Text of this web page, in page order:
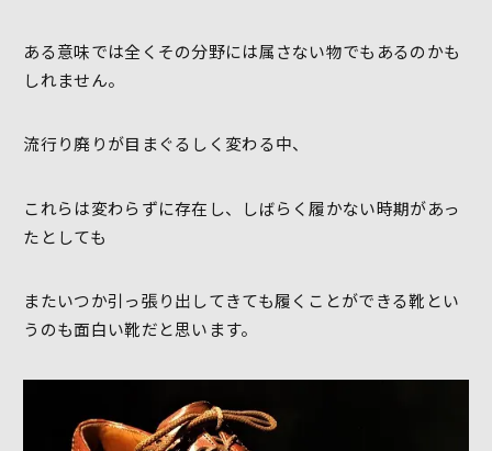
ある意味では全くその分野には属さない物でもあるのかも
しれません。
流行り廃りが目まぐるしく変わる中、
これらは変わらずに存在し、しばらく履かない時期があっ
たとしても
またいつか引っ張り出してきても履くことができる靴とい
うのも面白い靴だと思います。